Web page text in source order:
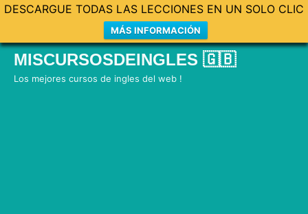
DESCARGUE TODAS LAS LECCIONES EN UN SOLO CLIC
MÁS INFORMACIÓN
SkipMISCURSOSDEINGLES 🇬🇧
Los mejores cursos de ingles del web !